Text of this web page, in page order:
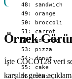
  48: sandwich
  49: orange
  50: broccoli
  51: carrot
  52: hot dog
  53: pizza
  54: donut
  55: cake
  56: chair
Örnek
İşte COCO128 veri
karşılık gelen